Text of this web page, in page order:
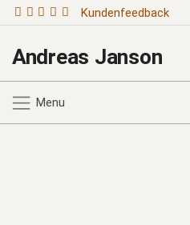
Kundenfeedback
Andreas Janson
Menu